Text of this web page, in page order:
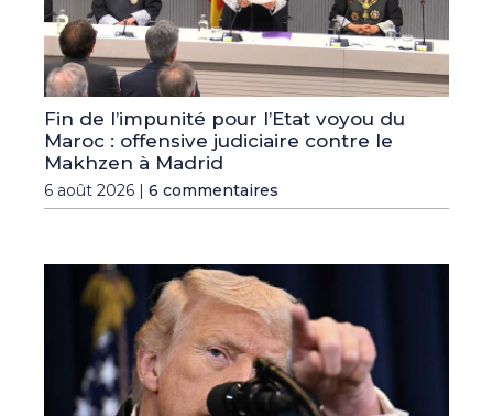
Fin de l’impunité pour l’Etat voyou du
Maroc : offensive judiciaire contre le
Makhzen à Madrid
6 août 2026 | 6 commentaires